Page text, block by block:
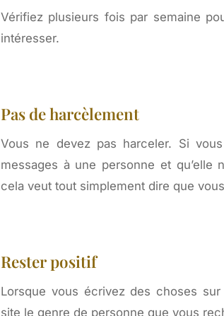
Vérifiez plusieurs fois par semaine
intéresser.
Pas de harcèlement
Vous ne devez pas harceler. Si
messages à une personne et qu’elle
cela veut tout simplement dire que
Rester positif
Lorsque vous écrivez des choses
site le genre de personne que vous